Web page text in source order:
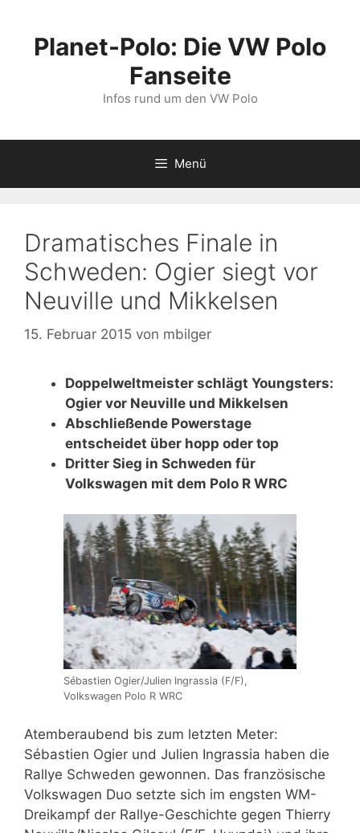
springenPlanet-Polo: Die VW Polo
Fanseite
Infos rund um den VW Polo
Menü
Dramatisches Finale in
Schweden: Ogier siegt vor
Neuville und Mikkelsen
15. Februar 2015 von mbilger
Doppelweltmeister schlägt Youngsters:
Ogier vor Neuville und Mikkelsen
Abschließende Powerstage
entscheidet über hopp oder top
Dritter Sieg in Schweden für
Volkswagen mit dem Polo R WRC
Sébastien Ogier/Julien Ingrassia (F/F),
Volkswagen Polo R WRC
Atemberaubend bis zum letzten Meter:
Sébastien Ogier und Julien Ingrassia haben die
Rallye Schweden gewonnen. Das französische
Volkswagen Duo setzte sich im engsten WM-
Dreikampf der Rallye-Geschichte gegen Thierry